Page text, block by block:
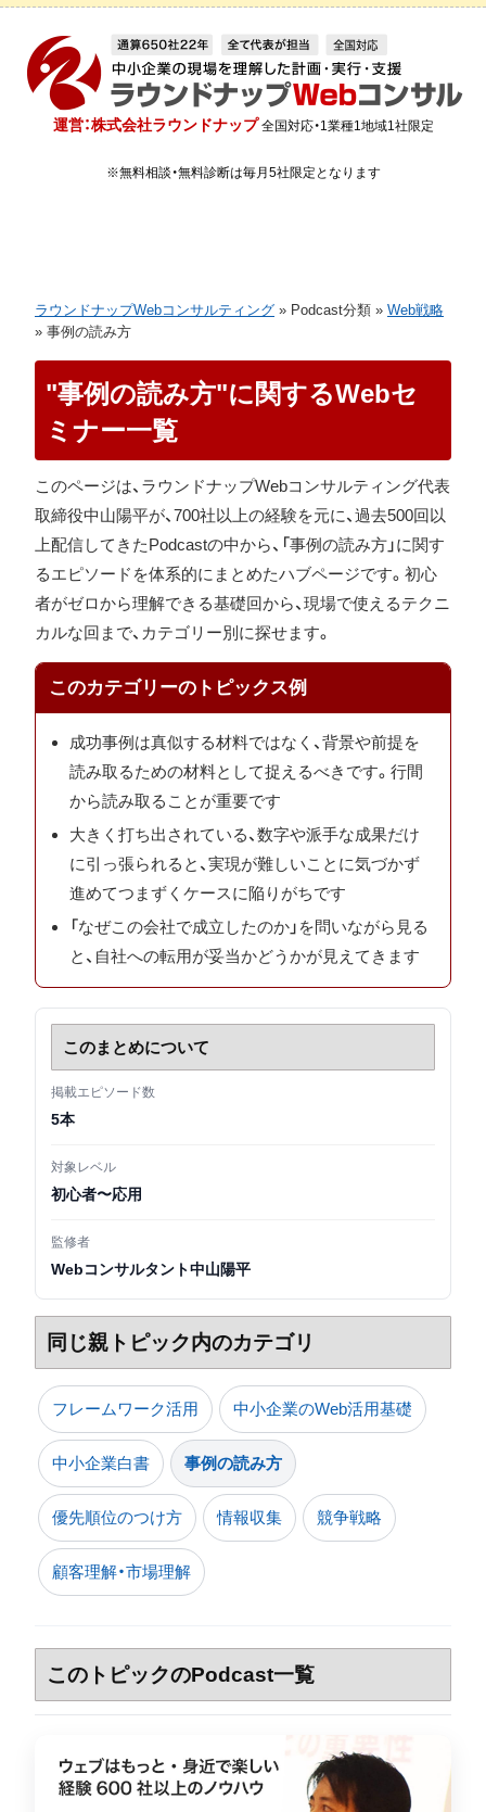
運営：株式会社ラウンドナップ 全国対応・1業種1地域1社限定
※無料相談・無料診断は毎月5社限定となります
ラウンドナップWebコンサルティング » Podcast分類 » Web戦略
» 事例の読み方
"事例の読み方"に関するWebセ
ミナー一覧
このページは、ラウンドナップWebコンサルティング代表
取締役中山陽平が、700社以上の経験を元に、過去500回以
上配信してきたPodcastの中から、「事例の読み方」に関す
るエピソードを体系的にまとめたハブページです。初心
者がゼロから理解できる基礎回から、現場で使えるテクニ
カルな回まで、カテゴリー別に探せます。
このカテゴリーのトピックス例
成功事例は真似する材料ではなく、背景や前提を
読み取るための材料として捉えるべきです。行間
から読み取ることが重要です
大きく打ち出されている、数字や派手な成果だけ
に引っ張られると、実現が難しいことに気づかず
進めてつまずくケースに陥りがちです
「なぜこの会社で成立したのか」を問いながら見る
と、自社への転用が妥当かどうかが見えてきます
このまとめについて
掲載エピソード数
5本
対象レベル
初心者〜応用
監修者
Webコンサルタント中山陽平
同じ親トピック内のカテゴリ
フレームワーク活用 中小企業のWeb活用基礎
中小企業白書 事例の読み方
優先順位のつけ方 情報収集 競争戦略
顧客理解・市場理解
このトピックのPodcast一覧